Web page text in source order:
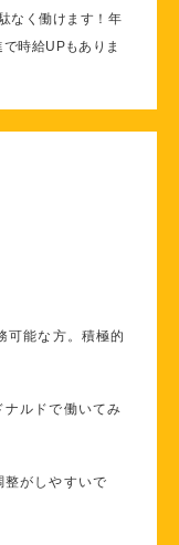
なく働けます！年
時給UPもありま
可能な方。積極的
ルドで働いてみ
整がしやすいで